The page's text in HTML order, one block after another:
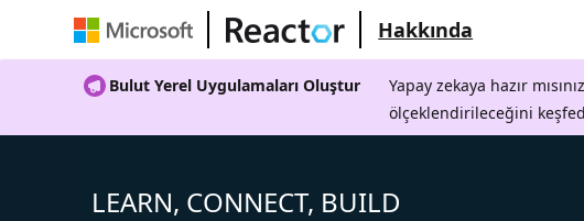
Hakkında
Bulut Yerel Uygulamaları Oluştur
Yapay zekaya hazır
ölçeklendirileceğini
LEARN, CONNECT, BUILD